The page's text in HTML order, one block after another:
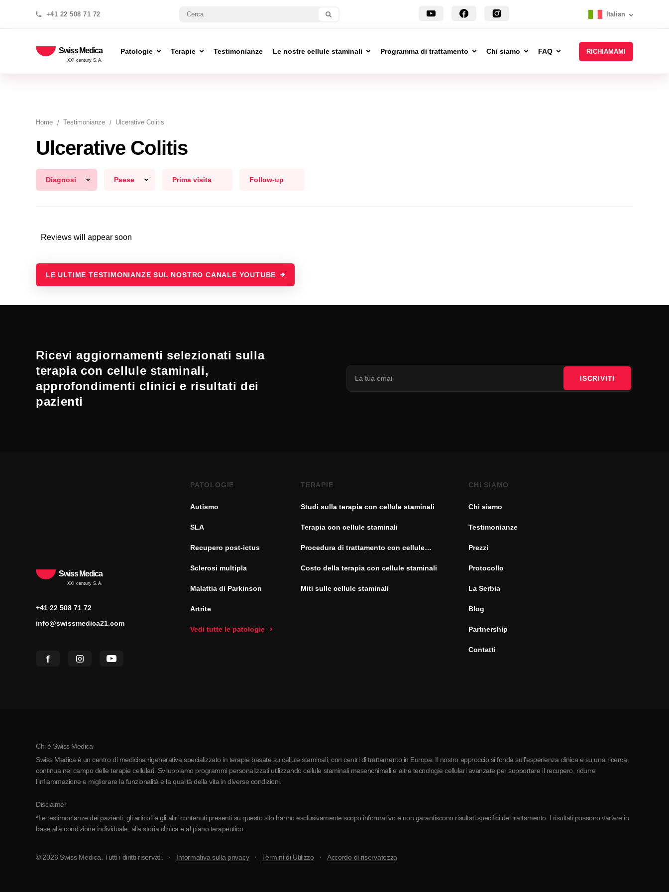
+41 22 508 71 72 Italian
Swiss Medica
XXI century S.A.
Patologie Terapie Testimonianze Le nostre cellule staminali Programma di trattamento Chi siamo FAQ RICHIAMAMI
Home Testimonianze Ulcerative Colitis
Ulcerative Colitis
Diagnosi Paese Prima visita Follow-up
Reviews will appear soon
LE ULTIME TESTIMONIANZE SUL NOSTRO CANALE YOUTUBE
Ricevi aggiornamenti selezionati sulla
terapia con cellule staminali,
approfondimenti clinici e risultati dei
pazienti
ISCRIVITI
Swiss Medica
XXI century S.A.
+41 22 508 71 72
info@swissmedica21.com
PATOLOGIE
Autismo
SLA
Recupero post-ictus
Sclerosi multipla
Malattia di Parkinson
Artrite
Vedi tutte le patologie
TERAPIE
Studi sulla terapia con cellule staminali
Terapia con cellule staminali
Procedura di trattamento con cellule
Costo della terapia con cellule staminali
Miti sulle cellule staminali
CHI SIAMO
Chi siamo
Testimonianze
Prezzi
Protocollo
La Serbia
Blog
Partnership
Contatti
Chi è Swiss Medica
Swiss Medica è un centro di medicina rigenerativa specializzato in terapie basate su cellule staminali, con centri di trattamento in Europa. Il nostro approccio si fonda sull’esperienza clinica e su una ricerca
continua nel campo delle terapie cellulari. Sviluppiamo programmi personalizzati utilizzando cellule staminali mesenchimali e altre tecnologie cellulari avanzate per supportare il recupero, ridurre
l’infiammazione e migliorare la funzionalità e la qualità della vita in diverse condizioni.
Disclaimer
*Le testimonianze dei pazienti, gli articoli e gli altri contenuti presenti su questo sito hanno esclusivamente scopo informativo e non garantiscono risultati specifici del trattamento. I risultati possono variare in
base alla condizione individuale, alla storia clinica e al piano terapeutico.
© 2026 Swiss Medica. Tutti i diritti riservati. Informativa sulla privacy Termini di Utilizzo Accordo di riservatezza